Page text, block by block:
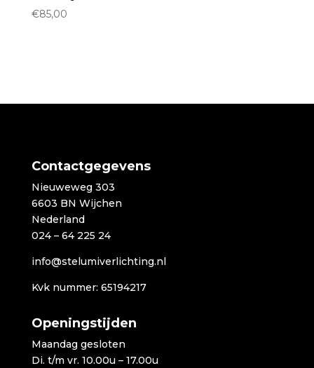
€85,00
Contactgegevens
Nieuweweg 303
6603 BN Wijchen
Nederland
024 – 64 225 24
info@stelumiverlichting.nl
Kvk nummer: 65194217
Openingstijden
Maandag gesloten
Di. t/m vr. 10.00u – 17.00u